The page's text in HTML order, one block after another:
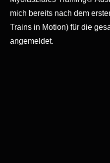
mich bereits nach dem
Trains in Motion) für die
angemeldet.